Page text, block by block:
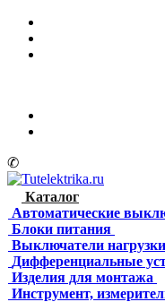
✆
Каталог
Автоматические
Блоки питания
Выключатели
Дифференциальные
Изделия для монтажа
Инструмент,